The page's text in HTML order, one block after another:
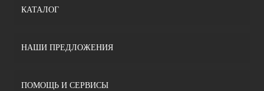
КАТАЛОГ
НАШИ ПРЕДЛОЖЕНИЯ
ПОМОЩЬ И СЕРВИСЫ